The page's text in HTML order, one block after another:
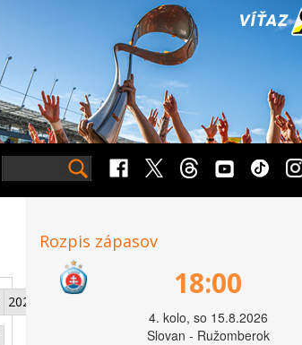
2026
Rozpis zápasov
18:00
4. kolo, so 15.8.2026
Slovan - Ružomberok